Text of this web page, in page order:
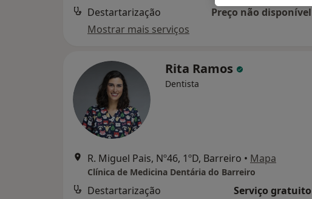
Destartarização
Preço não disponível
Mostrar mais serviços
Rita Ramos
Dentista
R. Miguel Pais, Nº46, 1ºD, Barreiro • Mapa
Clínica de Medicina Dentária do Barreiro
Destartarização Serviço gratuito